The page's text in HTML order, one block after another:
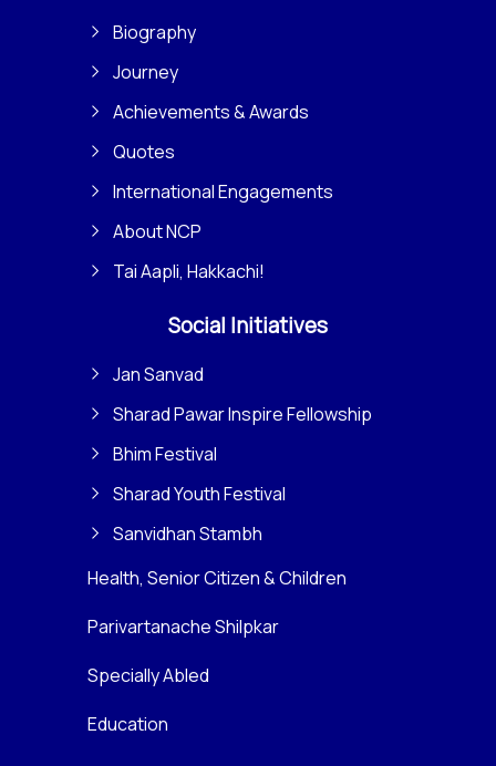
Biography
Journey
Achievements & Awards
Quotes
International Engagements
About NCP
Tai Aapli, Hakkachi!
Social Initiatives
Jan Sanvad
Sharad Pawar Inspire Fellowship
Bhim Festival
Sharad Youth Festival
Sanvidhan Stambh
Health, Senior Citizen & Children
Parivartanache Shilpkar
Specially Abled
Education